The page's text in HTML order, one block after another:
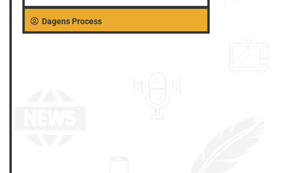
Dagens Process